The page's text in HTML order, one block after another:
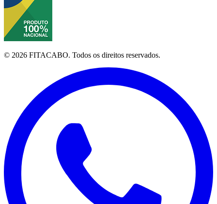
© 2026 FITACABO. Todos os direitos reservados.